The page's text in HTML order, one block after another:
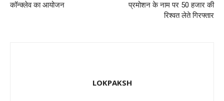
कॉन्क्लेव का आयोजन
प्रमोशन के नाम पर 50 हजार की
रिश्वत लेते गिरफ्तार
LOKPAKSH